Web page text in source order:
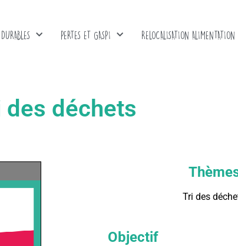
PERTES ET GASPI RELOCALISATION ALIMENTATION
des déchets
Tri des
Objectif